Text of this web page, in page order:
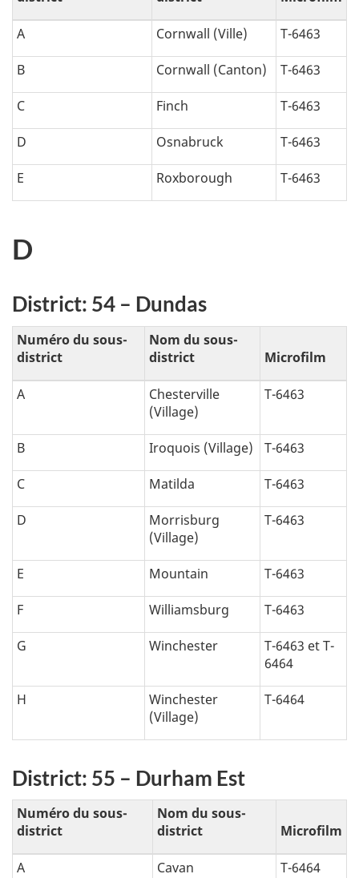
A Cornwall (Ville) T-6463
B Cornwall (Canton) T-6463
C Finch T-6463
D Osnabruck T-6463
E Roxborough T-6463
D
District: 54 – Dundas
Numéro du sous-
district
Nom du sous-
district
Microfilm
A
Chesterville
(Village)
T-6463
B Iroquois (Village) T-6463
C Matilda T-6463
D
Morrisburg
(Village)
T-6463
E Mountain T-6463
F Williamsburg T-6463
G Winchester
T-6463 et T-
6464
H
Winchester
(Village)
T-6464
District: 55 – Durham Est
Numéro du sous-
district
Nom du sous-
district
Microfilm
A Cavan T-6464